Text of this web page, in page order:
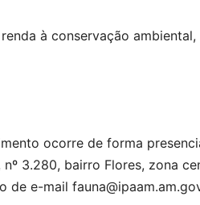
à conservação
ocorre de forma
3.280, bairro Flores, zona
e-mail